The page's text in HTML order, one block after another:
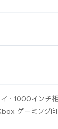
・1000インチ相
ゲーミング向